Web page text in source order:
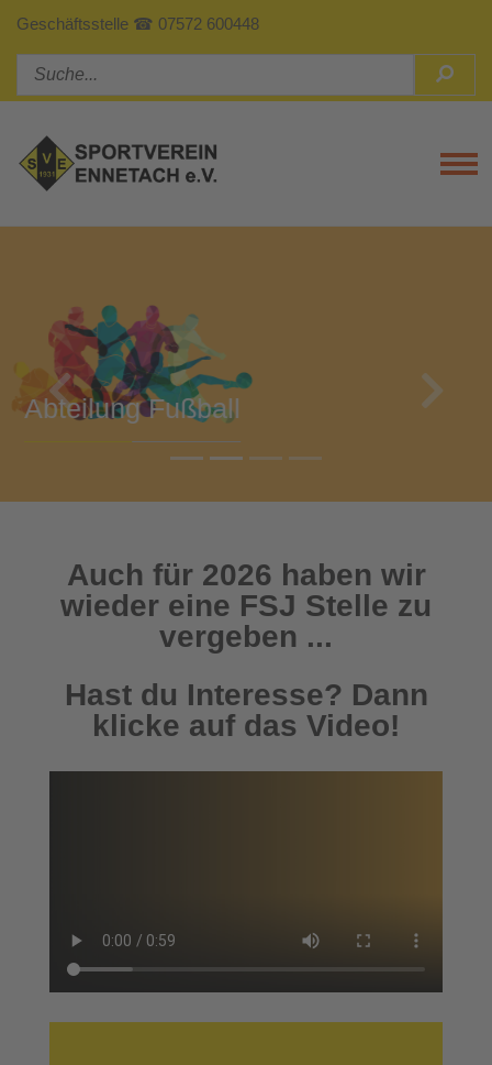
Geschäftsstelle ☎ 07572 600448
Abteilung Turnen
Previous
Auch für 2026 haben wir
wieder eine FSJ Stelle zu
vergeben ...
Hast du Interesse? Dann
klicke auf das Video!